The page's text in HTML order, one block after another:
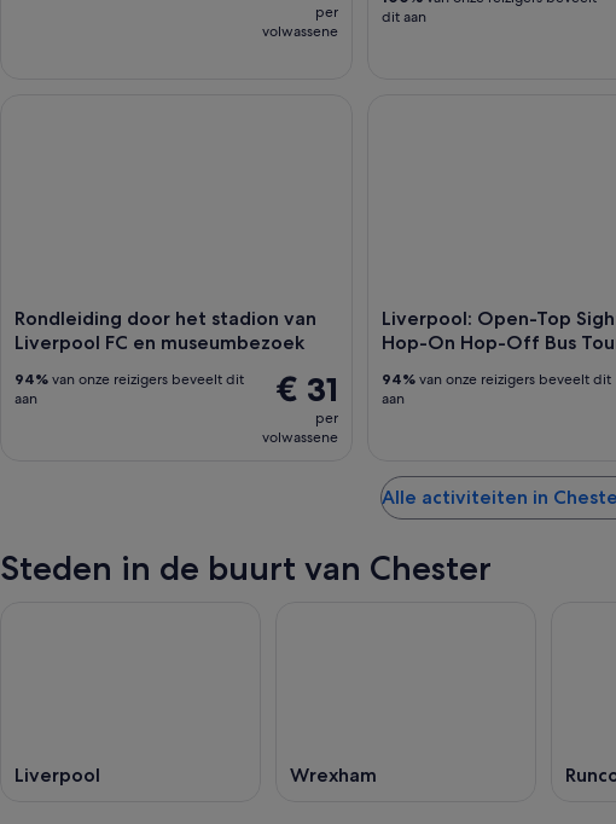
per
volwassene
dit aan
Rondleiding door het stadion van
Liverpool FC en museumbezoek
€ 31
per
volwassene
94% van onze reizigers beveelt dit
aan
Liverpool: Open-Top
Hop-On Hop-Off Bus
94% van onze reizigers beveelt dit
aan
Alle activiteiten in
Steden in de buurt van Chester
Liverpool Wrexham